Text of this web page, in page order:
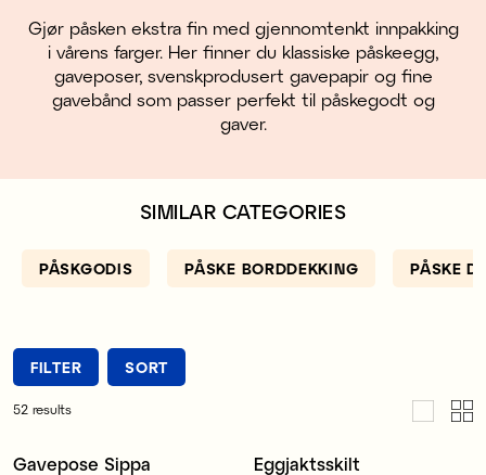
Gjør påsken ekstra fin med gjennomtenkt innpakking
i vårens farger. Her finner du klassiske påskeegg,
gaveposer, svenskprodusert gavepapir og fine
gavebånd som passer perfekt til påskegodt og
gaver.
SIMILAR CATEGORIES
PÅSKGODIS PÅSKE BORDDEKKING PÅSKE
FILTER SORT
52 results
Sale
Gavepose Sippa Redusert pris
Eggjaktsskilt